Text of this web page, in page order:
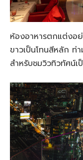
ห้องอาหารตกแต่งอ
ขาวเป็นโทนสีหลัก ท่
สำหรับชมวิวทิวทัศน์เ